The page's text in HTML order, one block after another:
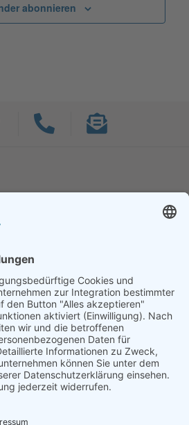
abonnieren
60-0
15:00 Uhr
Steuerungen
Zylinder